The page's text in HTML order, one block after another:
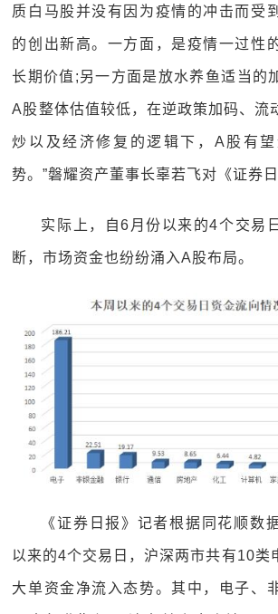
质白马股并没有因为疫情的冲击而受
的创出新高。一方面，是疫情一过性
长期价值;另一方面是放水养鱼适当的
A股整体估值较低，在逆政策加码、流
炒以及经济修复的逻辑下，A股有
势。”磐耀资产董事长辜若飞对《证券
实际上，自6月份以来的4个交易
断，市场资金也纷纷涌入A股布局。
《证券日报》记者根据同花顺数
以来的4个交易日，沪深两市共有10类
大单资金净流入态势。其中，电子、